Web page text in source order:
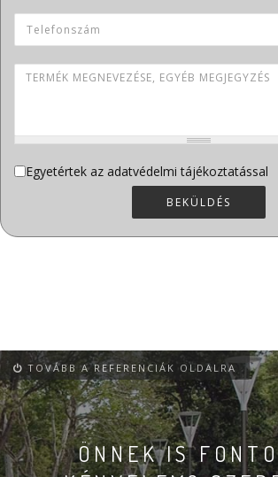
Telefonszám
Termék megnevezése, egyéb megjegyzés
Adatvédelem*
Egyetértek az adatvédelmi tájékoztatással
BEKÜLDÉS
TOVÁBB A REFERENCIÁK OLDALRA
ÖNNEK IS